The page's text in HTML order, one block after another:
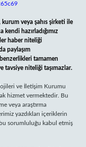
veya şahıs şirketi ile
kendi hazırladığımız
haber niteliği
paylaşım
tamamen
tavsiye niteliği taşımazlar.
ve İletişim Kurumu
hizmet vermektedir. Bu
veya araştırma
yazdıkları içeriklerin
sorumluluğu kabul etmiş